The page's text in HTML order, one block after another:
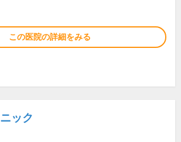
この医院の詳細をみる
ック